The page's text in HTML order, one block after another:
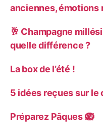
anciennes, émotions
🥂 Champagne
quelle différence ?
La box de l’été !
5 idées reçues sur le
Préparez Pâques 🪺